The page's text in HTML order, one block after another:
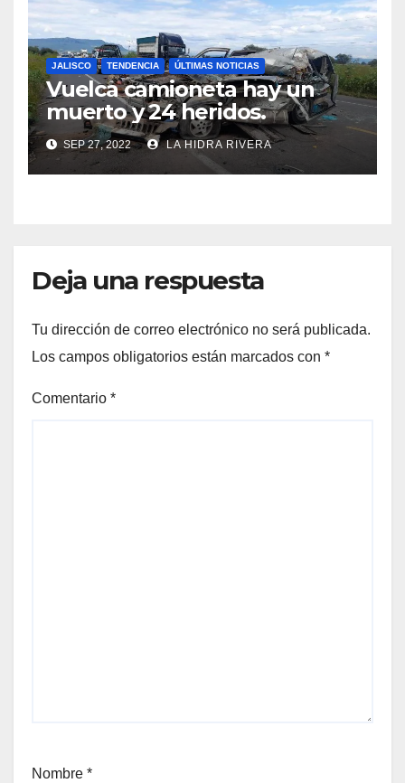
JALISCO TENDENCIA ÚLTIMAS NOTICIAS
Vuelca camioneta hay un
muerto y 24 heridos.
SEP 27, 2022 LA HIDRA RIVERA
Deja una respuesta
Tu dirección de correo electrónico no será publicada.
Los campos obligatorios están marcados con *
Comentario *
Nombre *